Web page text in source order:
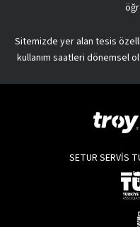
Sitemizde yer alan tesis
kullanım saatleri dönemsel
SETUR SERVİS